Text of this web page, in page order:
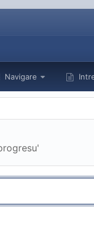
Navigare